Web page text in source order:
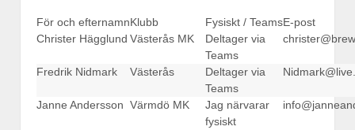
För och efternamnKlubb Fysiskt / TeamsE-post
Christer Hägglund Västerås MK
Deltager via
Teams
Fredrik Nidmark Västerås
Deltager via
Teams
Janne Andersson Värmdö MK
Jag närvarar
fysiskt